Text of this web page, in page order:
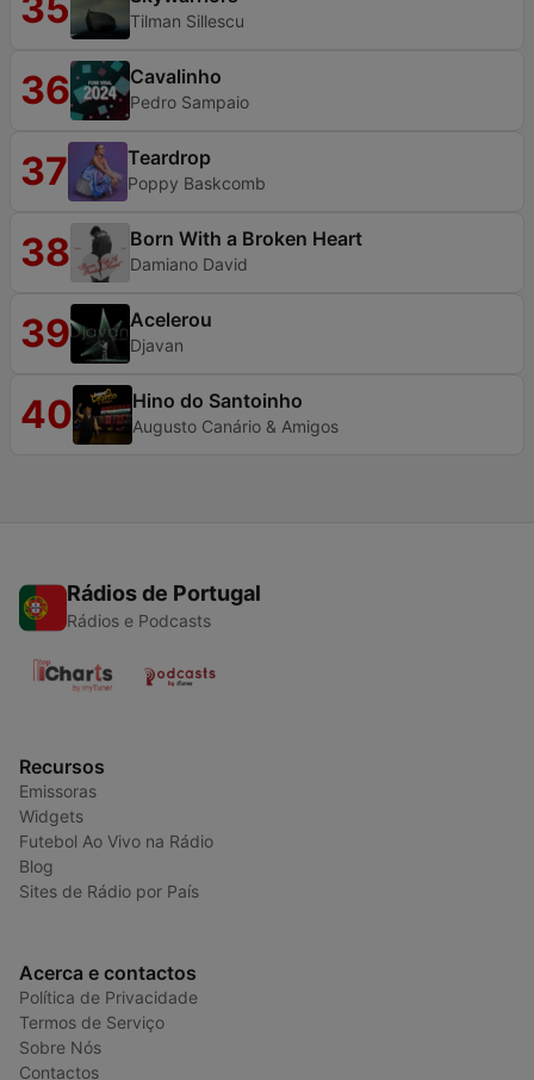
Tilman Sillescu
36 Cavalinho
Pedro Sampaio
37 Teardrop
Poppy Baskcomb
38 Born With a Broken Heart
Damiano David
39 Acelerou
Djavan
40 Hino do Santoinho
Augusto Canário & Amigos
Rádios de Portugal
Rádios e Podcasts
Recursos
Emissoras
Widgets
Futebol Ao Vivo na Rádio
Blog
Sites de Rádio por País
Acerca e contactos
Política de Privacidade
Termos de Serviço
Sobre Nós
Contactos